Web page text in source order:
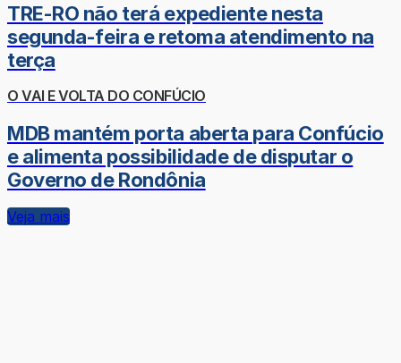
TRE-RO não terá expediente nesta
segunda-feira e retoma atendimento na
terça
O VAI E VOLTA DO CONFÚCIO
MDB mantém porta aberta para Confúcio
e alimenta possibilidade de disputar o
Governo de Rondônia
Veja mais